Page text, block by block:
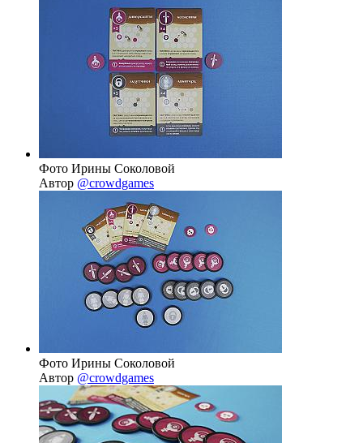
Фото Ирины Соколовой
Автор @crowdgames
Фото Ирины Соколовой
Автор @crowdgames